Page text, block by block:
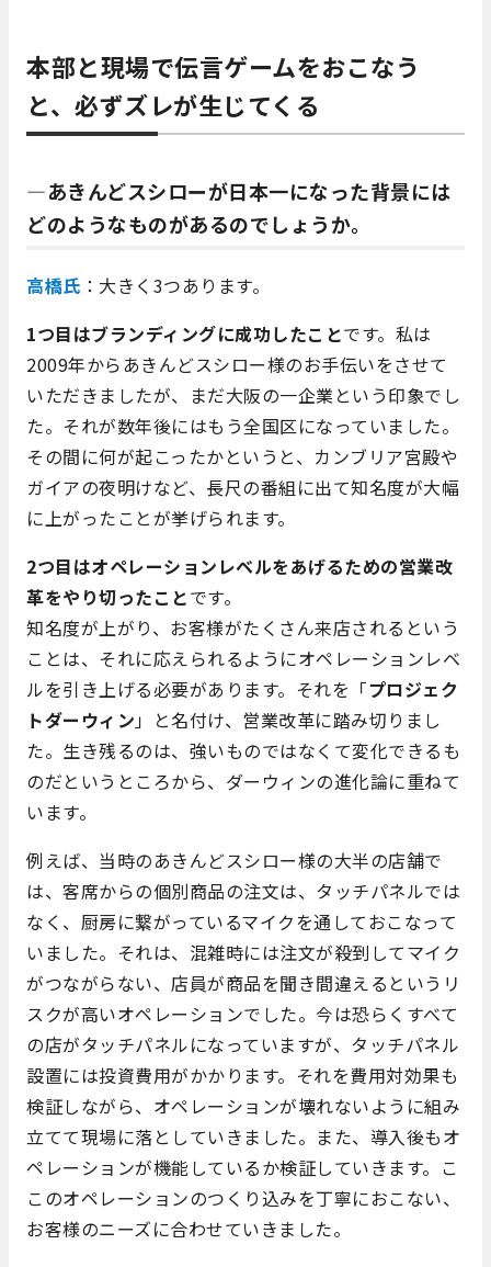
本部と現場で伝言ゲームをおこなう
と、必ずズレが生じてくる
―あきんどスシローが日本一になった背景には
どのようなものがあるのでしょうか。
高橋氏 ：大きく3つあります。
1つ目はブランディングに成功したことです。私は
2009年からあきんどスシロー様のお手伝いをさせて
いただきましたが、まだ大阪の一企業という印象でし
た。それが数年後にはもう全国区になっていました。
その間に何が起こったかというと、カンブリア宮殿や
ガイアの夜明けなど、長尺の番組に出て知名度が大幅
に上がったことが挙げられます。
2つ目はオペレーションレベルをあげるための営業改
革をやり切ったことです。
知名度が上がり、お客様がたくさん来店されるという
ことは、それに応えられるようにオペレーションレベ
ルを引き上げる必要があります。それを「プロジェク
トダーウィン」と名付け、営業改革に踏み切りまし
た。生き残るのは、強いものではなくて変化できるも
のだというところから、ダーウィンの進化論に重ねて
います。
例えば、当時のあきんどスシロー様の大半の店舗で
は、客席からの個別商品の注文は、タッチパネルでは
なく、厨房に繋がっているマイクを通しておこなって
いました。それは、混雑時には注文が殺到してマイク
がつながらない、店員が商品を聞き間違えるというリ
スクが高いオペレーションでした。今は恐らくすべて
の店がタッチパネルになっていますが、タッチパネル
設置には投資費用がかかります。それを費用対効果も
検証しながら、オペレーションが壊れないように組み
立てて現場に落としていきました。また、導入後もオ
ペレーションが機能しているか検証していきます。こ
このオペレーションのつくり込みを丁寧におこない、
お客様のニーズに合わせていきました。